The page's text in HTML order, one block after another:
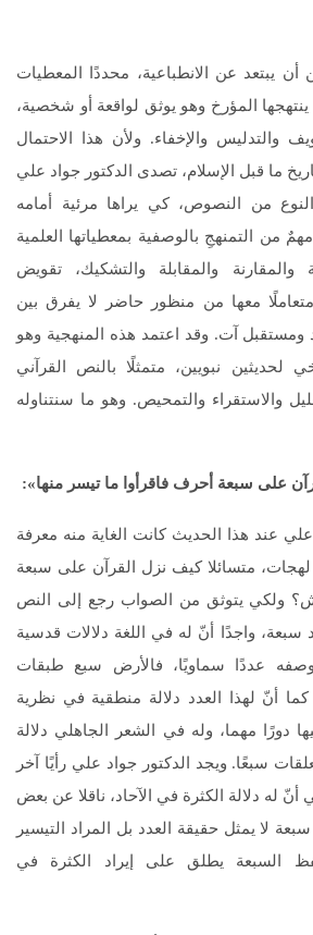
أن يبتعد عن الانطباعية، محددًا المعطيات
ينتهجها المؤرخ وهو يوثق لواقعة أو شخصية،
والتدليس والإخفاء. ولأن هذا الاحتمال
ما قبل الإسلام، تصدى الدكتور جواد علي
من النصوص، كي يراها مرئية أمامه
من التمنهجِ بالوصفية بمعطياتها العلمية
والمقارنة والمقابلة والتشكيك، تقويض
معها من منظور حاضر لا يفرق بين
آت. وقد اعتمد هذه المنهجية وهو
لحديثين نبويين، متمثلًا بالنص القرآني
والاستقراء والتمحيص. وهو ما سنتناوله
على سبعة أحرف فاقرأوا ما تيسر منها»:
عند هذا الحديث كانت الغاية منه معرفة
لهجات، متسائلا كيف نزل القرآن على سبعة
ولكي يتوثق من الصواب رجع إلى النص
سبعة، واجدًا أنّ له في اللغة دلالات قدسية
عددًا سماويًا، فالأرض سبع طبقات
أنّ لهذا العدد دلالة منطقية في نظرية
دورًا مهما، وله في الشعر الجاهلي دلالة
سبعًا. ويجد الدكتور جواد علي رأيًا آخر
له دلالة الكثرة في الآحاد، ناقلا عن بعض
سبعة لا يمثل حقيقة العدد بل المراد التيسير
السبعة يطلق على إيراد الكثرة في